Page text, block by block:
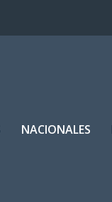
NACIONALES